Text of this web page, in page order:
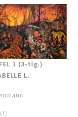
1 (3-tlg.)
L.